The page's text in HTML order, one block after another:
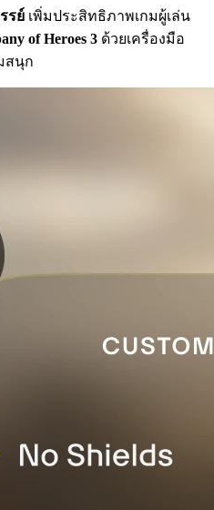
รย์ เพิ่มประสิทธิภาพเกมผู้เล่น
of Heroes 3 ด้วยเครื่องมือ
สนุก